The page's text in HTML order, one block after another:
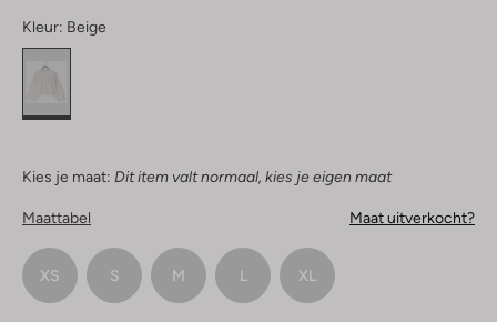
Kleur: Beige
Kies je maat: Dit item valt normaal, kies je eigen maat
Maattabel Maat uitverkocht?
XS S M L XL